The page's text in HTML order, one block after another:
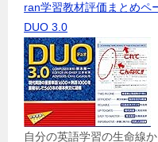
ran学習教材評価まとめペ
DUO 3.0
自分の英語学習の生命線